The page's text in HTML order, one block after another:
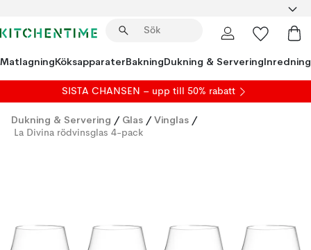
MatlagningKöksapparaterBakningDukning & ServeringInredning
SISTA CHANSEN – upp till 50% rabatt
Dukning & Servering / Glas / Vinglas /
La Divina rödvinsglas 4-pack